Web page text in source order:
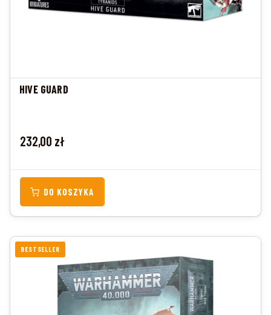
HIVE GUARD
Cena
232,00 zł
DO KOSZYKA
BESTSELLER